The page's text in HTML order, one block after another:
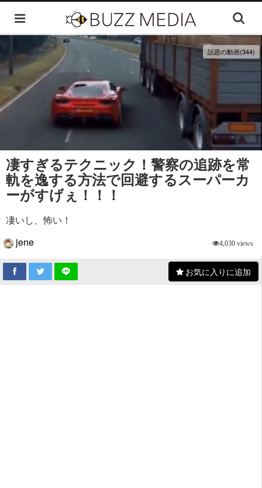
話題の動画(344)
凄すぎるテクニック！警察の追跡を常
軌を逸する方法で回避するスーパーカ
ーがすげぇ！！！
凄いし、怖い！
jene
4,030 views
お気に入りに追加